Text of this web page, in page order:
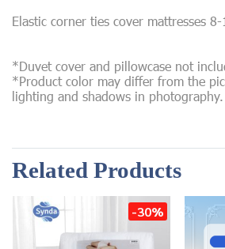
Elastic corner ties cover mattresses
*Duvet cover and pillowcase not
*Product color may differ from the
lighting and shadows in
Related Products
-30%